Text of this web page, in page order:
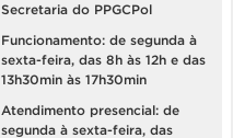
Secretaria do PPGCPol
Funcionamento: de segunda à
sexta-feira, das 8h às 12h e das
13h30min às 17h30min
Atendimento presencial: de
segunda à sexta-feira, das